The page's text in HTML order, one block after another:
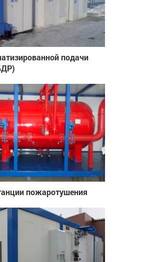
подачи
пожаротушения